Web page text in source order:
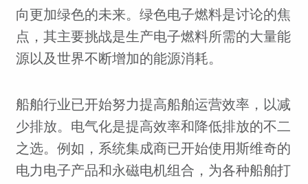
向更加绿色的未来。绿色电子燃料是讨论的焦
点，其主要挑战是生产电子燃料所需的大量能
源以及世界不断增加的能源消耗。
船舶行业已开始努力提高船舶运营效率，以减
少排放。电气化是提高效率和降低排放的不二
之选。例如，系统集成商已开始使用斯维奇的
电力电子产品和永磁电机组合，为各种船舶打